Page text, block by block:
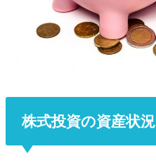
株式投資の資産状況